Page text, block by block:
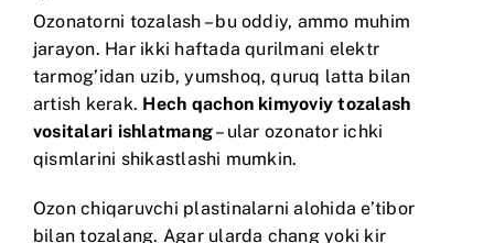
Ozonatorni tozalash – bu oddiy, ammo muhim
jarayon. Har ikki haftada qurilmani elektr
tarmog’idan uzib, yumshoq, quruq latta bilan
artish kerak. Hech qachon kimyoviy tozalash
vositalari ishlatmang– ular ozonator ichki
qismlarini shikastlashi mumkin.
Ozon chiqaruvchi plastinalarni alohida e’tibor
bilan tozalang. Agar ularda chang yoki kir